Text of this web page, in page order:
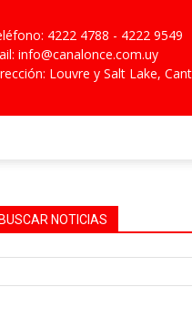
4222 4788 - 4222 9549
info@canalonce.com.uy
Louvre y Salt Lake,
BUSCAR NOTICIAS